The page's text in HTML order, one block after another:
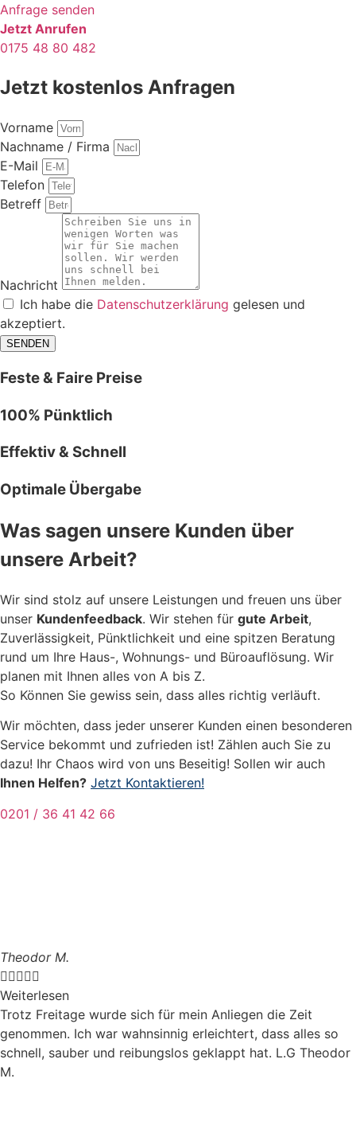
Anfrage senden
Jetzt Anrufen
0175 48 80 482
Jetzt kostenlos Anfragen
Vorname
Nachname / Firma
E-Mail
Telefon
Betreff
Nachricht
Ich habe die Datenschutzerklärung gelesen und
akzeptiert.
SENDEN
Feste & Faire Preise
100% Pünktlich
Effektiv & Schnell
Optimale Übergabe
Was sagen unsere Kunden über
unsere Arbeit?
Wir sind stolz auf unsere Leistungen und freuen uns über
unser Kundenfeedback. Wir stehen für gute Arbeit,
Zuverlässigkeit, Pünktlichkeit und eine spitzen Beratung
rund um Ihre Haus-, Wohnungs- und Büroauflösung. Wir
planen mit Ihnen alles von A bis Z.
So Können Sie gewiss sein, dass alles richtig verläuft.
Wir möchten, dass jeder unserer Kunden einen besonderen
Service bekommt und zufrieden ist! Zählen auch Sie zu
dazu! Ihr Chaos wird von uns Beseitig! Sollen wir auch
Ihnen Helfen? Jetzt Kontaktieren!
0201 / 36 41 42 66
Theodor M.

Weiterlesen
Trotz Freitage wurde sich für mein Anliegen die Zeit
genommen. Ich war wahnsinnig erleichtert, dass alles so
schnell, sauber und reibungslos geklappt hat. L.G Theodor
M.